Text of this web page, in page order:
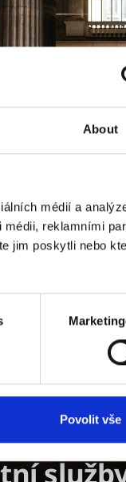
About
médií a
reklamními
jim poskytli nebo
Povolit vše